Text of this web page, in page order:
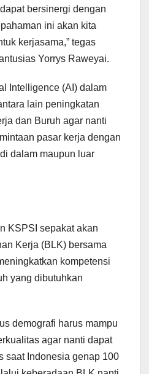
bersinergi dengan
ini akan kita
kerjasama,” tegas
Yorrys Raweyai.
Intelligence (AI) dalam
lain peningkatan
dan Buruh agar nanti
pasar kerja dengan
dalam maupun luar
KSPSI sepakat akan
Kerja (BLK) bersama
kompetensi
yang dibutuhkan
demografi harus mampu
agar nanti dapat
saat Indonesia genap 100